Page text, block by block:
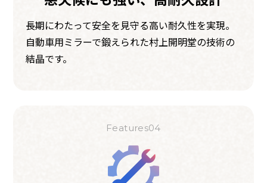
長期にわたって安全を見守る高い耐久性を実現。
自動車用ミラーで鍛えられた村上開明堂の技術の
結晶です。
Features04